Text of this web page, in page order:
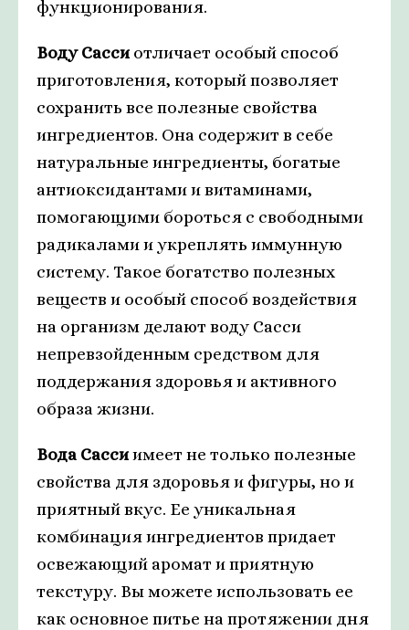
функционирования.
Воду Сассиотличает особый способ
приготовления, который позволяет
сохранить все полезные свойства
ингредиентов. Она содержит в себе
натуральные ингредиенты, богатые
антиоксидантами и витаминами,
помогающими бороться с свободными
радикалами и укреплять иммунную
систему. Такое богатство полезных
веществ и особый способ воздействия
на организм делают воду Сасси
непревзойденным средством для
поддержания здоровья и активного
образа жизни.
Вода Сассиимеет не только полезные
свойства для здоровья и фигуры, но и
приятный вкус. Ее уникальная
комбинация ингредиентов придает
освежающий аромат и приятную
текстуру. Вы можете использовать ее
как основное питье на протяжении дня